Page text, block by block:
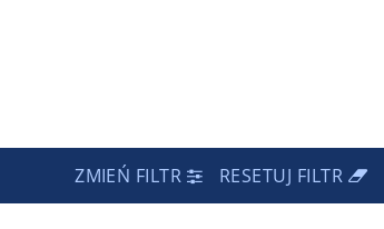
ZMIEŃ FILTR RESETUJ FILTR